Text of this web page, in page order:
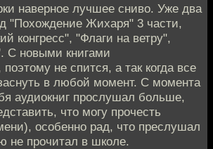
наверное лучшее сниво. Уже два
"Похождение Жихаря" 3 части,
конгресс", "Флаги на ветру",
С новыми книгами
не спится, а так когда все
в любой момент. С момента
аудиокниг прослушал больше,
что могу прочесть
особенно рад, что преслушал
не прочитал в школе.